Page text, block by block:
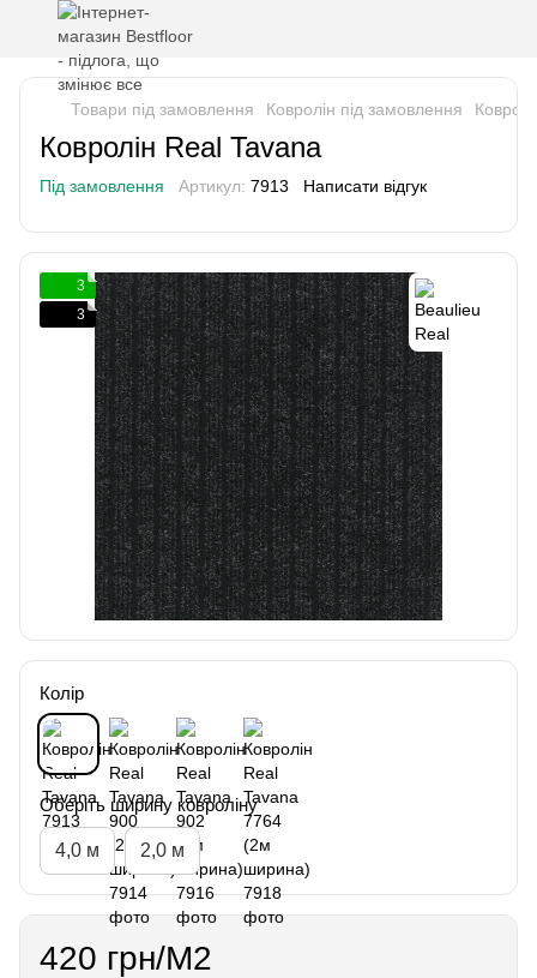
Товари під замовлення Ковролін під замовлення
Ковролін Real Tavana
Під замовлення Артикул: 7913 Написати відгук
3
3
Колір
Оберіть ширину ковроліну
4,0 м 2,0 м
420 грн/М2